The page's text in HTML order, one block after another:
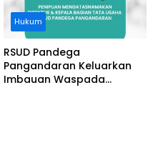
Hukum
RSUD Pandega
Pangandaran Keluarkan
Imbauan Waspada